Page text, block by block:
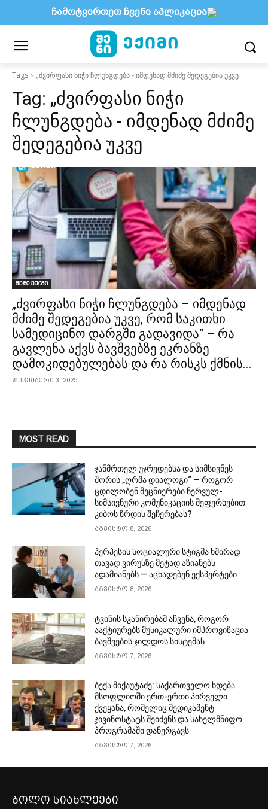
Tags „ძვირფასი ნიჭი ჩლუნგდება - იმდენად მძიმე შედეგებია უკვე
Tag: „ძვირფასი ნიჭი
ჩლუნგდება - იმდენად მძიმე
შედეგებია უკვე
შენი ექიმი
„ძვირფასი ნიჭი ჩლუნგდება – იმდენად
მძიმე შედეგებია უკვე, რომ საკითხი
სამედიცინო დარგში გადავიდა“ – რა
გავლენა აქვს ბავშვებზე ეკრანზე
დამოკიდებულებას და რა რისკს ქმნის...
დეკემბერი 3, 2025
MOST READ
ჯანმრთელ უჯრედებსა და სიმსივნეს
შორის „ღრმა დიალოგი“ — როგორ
ცდილობენ მეცნიერები ნერვულ-
სიმსივნური კომუნიკაციის შეფერხებით
კიბოს ზრდის შეჩერებას?
აგვისტო 8, 2026
ჰერპესის სოციალური სტიგმა ხშირად
თავად ვირუსზე მეტად აზიანებს
ადამიანებს — აცხადებენ ექსპერტები
აგვისტო 8, 2026
ტვინის სკანირებამ აჩვენა, როგორ
ააქტიურებს მუსიკალური იმპროვიზაცია
ბავშვების ჯილდოს სისტემას
აგვისტო 7, 2026
ბექა მიქაუტაძე: საქართველო ხდება
მსოფლიოში ერთ-ერთი პირველი
ქვეყანა, რომელიც მედიკამენტ
ჯივინოსტატს შეიძენს და სახელმწიფო
პროგრამაში დანერგავს
აგვისტო 7, 2026
ბოლო სიახლეები
ჩამოტვირთეთ ჩვენი აპლიკაცია